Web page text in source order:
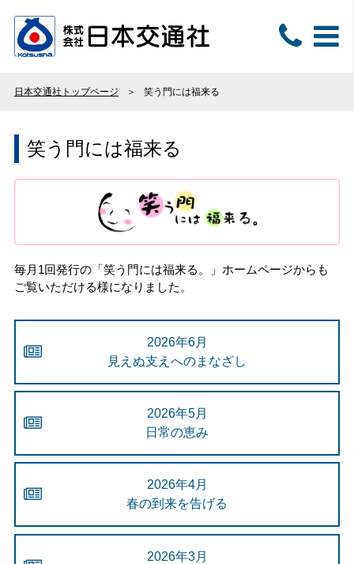
日本交通社トップページ 笑う門には福来る
笑う門には福来る
毎月1回発行の「笑う門には福来る。」ホームページからも
ご覧いただける様になりました。
2026年6月
見えぬ支えへのまなざし
2026年5月
日常の恵み
2026年4月
春の到来を告げる
2026年3月